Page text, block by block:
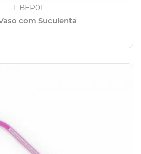
I-BEP01
com Suculenta